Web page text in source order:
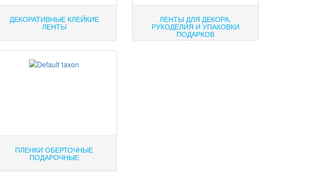
ДЕКОРАТИВНЫЕ КЛЕЙКИЕ
ЛЕНТЫ
ЛЕНТЫ ДЛЯ ДЕКОРА,
РУКОДЕЛИЯ И УПАКОВКИ
ПОДАРКОВ
ПЛЕНКИ ОБЕРТОЧНЫЕ
ПОДАРОЧНЫЕ